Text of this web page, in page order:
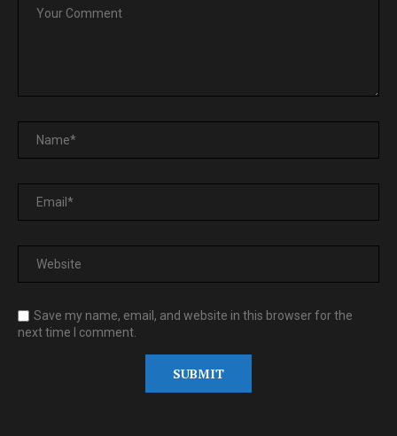
Save my name, email, and website in this browser for the
next time I comment.